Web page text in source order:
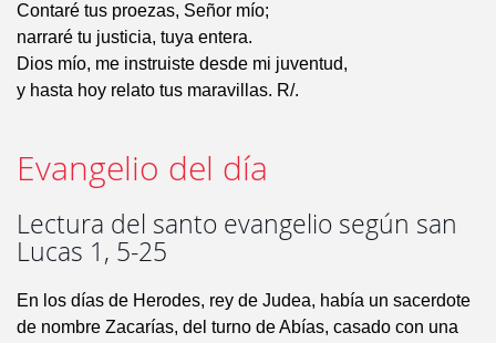
Contaré tus proezas, Señor mío;
narraré tu justicia, tuya entera.
Dios mío, me instruiste desde mi juventud,
y hasta hoy relato tus maravillas. R/.
Evangelio del día
Lectura del santo evangelio según san
Lucas 1, 5-25
En los días de Herodes, rey de Judea, había un sacerdote
de nombre Zacarías, del turno de Abías, casado con una